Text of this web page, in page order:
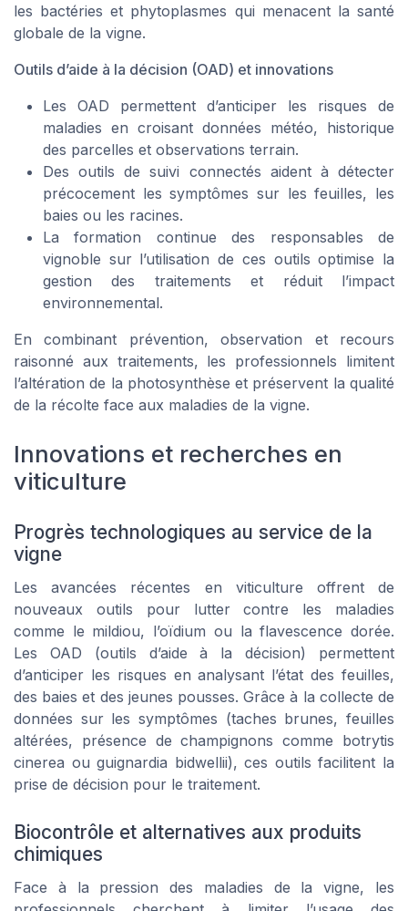
les bactéries et phytoplasmes qui menacent la santé
globale de la vigne.
Outils d’aide à la décision (OAD) et innovations
Les OAD permettent d’anticiper les risques de
maladies en croisant données météo, historique
des parcelles et observations terrain.
Des outils de suivi connectés aident à détecter
précocement les symptômes sur les feuilles, les
baies ou les racines.
La formation continue des responsables de
vignoble sur l’utilisation de ces outils optimise la
gestion des traitements et réduit l’impact
environnemental.
En combinant prévention, observation et recours
raisonné aux traitements, les professionnels limitent
l’altération de la photosynthèse et préservent la qualité
de la récolte face aux maladies de la vigne.
Innovations et recherches en
viticulture
Progrès technologiques au service de la
vigne
Les avancées récentes en viticulture offrent de
nouveaux outils pour lutter contre les maladies
comme le mildiou, l’oïdium ou la flavescence dorée.
Les OAD (outils d’aide à la décision) permettent
d’anticiper les risques en analysant l’état des feuilles,
des baies et des jeunes pousses. Grâce à la collecte de
données sur les symptômes (taches brunes, feuilles
altérées, présence de champignons comme botrytis
cinerea ou guignardia bidwellii), ces outils facilitent la
prise de décision pour le traitement.
Biocontrôle et alternatives aux produits
chimiques
Face à la pression des maladies de la vigne, les